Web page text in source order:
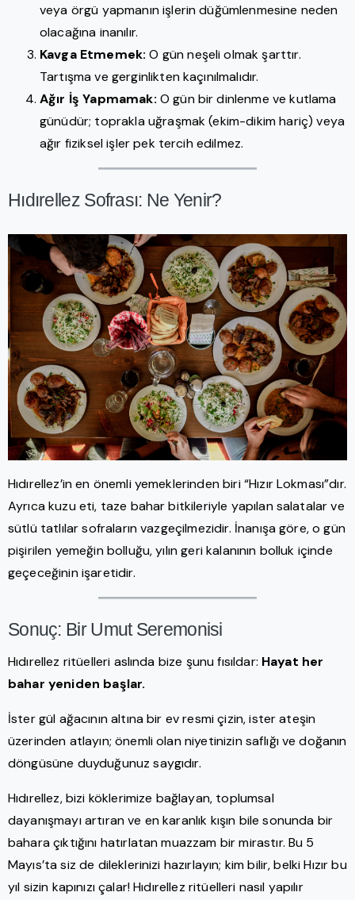
veya örgü yapmanın işlerin düğümlenmesine neden
olacağına inanılır.
Kavga Etmemek: O gün neşeli olmak şarttır.
Tartışma ve gerginlikten kaçınılmalıdır.
Ağır İş Yapmamak: O gün bir dinlenme ve kutlama
günüdür; toprakla uğraşmak (ekim-dikim hariç) veya
ağır fiziksel işler pek tercih edilmez.
Hıdırellez Sofrası: Ne Yenir?
Hıdırellez’in en önemli yemeklerinden biri “Hızır Lokması”dır.
Ayrıca kuzu eti, taze bahar bitkileriyle yapılan salatalar ve
sütlü tatlılar sofraların vazgeçilmezidir. İnanışa göre, o gün
pişirilen yemeğin bolluğu, yılın geri kalanının bolluk içinde
geçeceğinin işaretidir.
Sonuç: Bir Umut Seremonisi
Hıdırellez ritüelleri aslında bize şunu fısıldar: Hayat her
bahar yeniden başlar.
İster gül ağacının altına bir ev resmi çizin, ister ateşin
üzerinden atlayın; önemli olan niyetinizin saflığı ve doğanın
döngüsüne duyduğunuz saygıdır.
Hıdırellez, bizi köklerimize bağlayan, toplumsal
dayanışmayı artıran ve en karanlık kışın bile sonunda bir
bahara çıktığını hatırlatan muazzam bir mirastır. Bu 5
Mayıs’ta siz de dileklerinizi hazırlayın; kim bilir, belki Hızır bu
yıl sizin kapınızı çalar! Hıdırellez ritüelleri nasıl yapılır